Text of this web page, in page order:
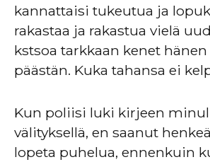
kannattaisi tukeutua ja
rakastaa ja rakastua vielä
kstsoa tarkkaan kenet
päästän. Kuka tahansa ei
Kun poliisi luki kirjeen
välityksellä, en saanut
lopeta puhelua, ennenkuin